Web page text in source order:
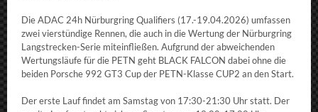
Die ADAC 24h Nürburgring Qualifiers (17.-19.04.2026) umfassen
zwei vierstündige Rennen, die auch in die Wertung der Nürburgring
Langstrecken-Serie miteinfließen. Aufgrund der abweichenden
Wertungsläufe für die PETN geht BLACK FALCON dabei ohne die
beiden Porsche 992 GT3 Cup der PETN-Klasse CUP2 an den Start.
Der erste Lauf findet am Samstag von 17:30-21:30 Uhr statt. Der